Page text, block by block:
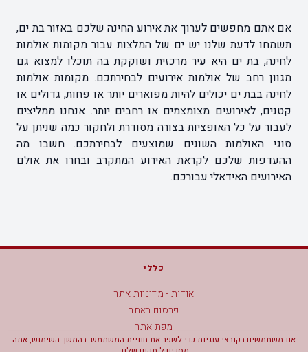
אם אתם מחפשים לערוך את אירוע החינה שלכם באזור בת ים,
תשמחו לדעת שלנו יש ים של המלצות עבור מקומות אולמות
לחינה, בת ים היא עיר מרכזית ושוקקת בה תוכלו למצוא גם
מגוון רחב של אולמות אירועים לבחירתכם. מקומות אולמות
לחינה בבת ים יכולים להיות מפוארים יותר או פחות, גדולים או
קטנים, לאירועים מצומצמים או רחבים יותר. אנחנו ממליצים
לעבור על כל האופציות בצורה מסודרת ולחקור כמה שניתן על
סוגי האולמות השונים שמוצעים לבחירתכם. חשבו מה
ההעדפות שלכם לקראת האירוע המתקרב ובחרו את אולם
האירועים האידאלי עבורכם.
אנו משתמשים בקובצי עוגיות כדי לשפר את חוויית המשתמש. בהמשך השימוש, אתה
כללי
אודות - מדיניות אתר
פרסום באתר
מפת אתר
הצהרת נגישות